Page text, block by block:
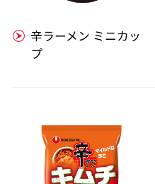
辛ラーメン ミニカッ
プ